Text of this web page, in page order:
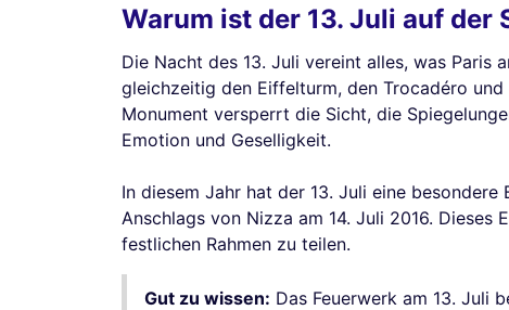
Warum ist der 13. Juli auf der
Die Nacht des 13. Juli vereint alles, was Paris
gleichzeitig den Eiffelturm, den Trocadéro
Monument versperrt die Sicht, die
Emotion und Geselligkeit.
In diesem Jahr hat der 13. Juli eine
Anschlags von Nizza am 14. Juli 2016.
festlichen Rahmen zu teilen.
Gut zu wissen: Das Feuerwerk am 13. Juli